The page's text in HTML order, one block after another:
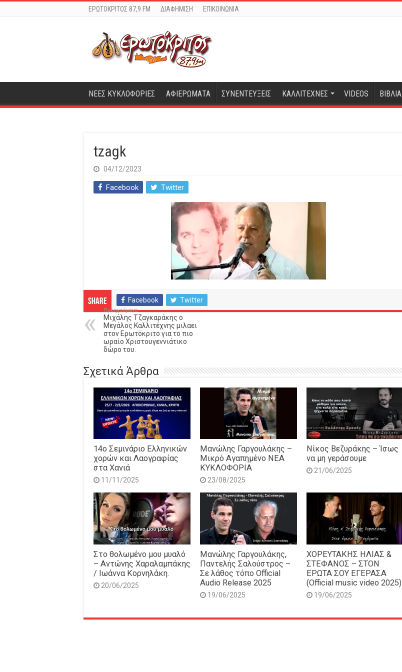
ΕΡΩΤΟΚΡΙΤΟΣ 87,9 FM ΔΙΑΦΗΜΙΣΗ ΕΠΙΚΟΙΝΩΝΙΑ
ΝΕΕΣ ΚΥΚΛΟΦΟΡΙΕΣ ΑΦΙΕΡΩΜΑΤΑ ΣΥΝΕΝΤΕΥΞΕΙΣ ΚΑΛΛΙΤΕΧΝΕΣ VIDEOS ΒΙΒΛΙΑ
tzagk
04/12/2023
Facebook Twitter
Share Facebook Twitter
Προηγούμενο
Μιχάλης Τζαγκαράκης ο
Μεγάλος Καλλιτέχνης μιλαει
στον Ερωτόκριτο για το πιο
ωραίο Χριστουγεννιάτικο
δώρο του.
Σχετικά Άρθρα
14o Σεμινάριο Ελληνικών
χορών και Λαογραφίας
στα Χανιά
11/11/2025
Μανώλης Γαργουλάκης –
Μικρό Αγαπημένο NEΑ
ΚΥΚΛΟΦΟΡΙΑ
23/08/2025
Νίκος Βεζυράκης – Ίσως
να μη γεράσουμε
21/06/2025
Στο θολωμένο μου μυαλό
– Αντώνης Χαραλαμπάκης
/ Ιωάννα Κορνηλάκη.
20/06/2025
Μανώλης Γαργουλάκης,
Παντελής Σαλούστρος –
Σε λάθος τόπο Official
Audio Release 2025
19/06/2025
ΧΟΡΕΥΤΑΚΗΣ ΗΛΙΑΣ &
ΣΤΕΦΑΝΟΣ – ΣΤΟΝ
ΕΡΩΤΑ ΣΟΥ ΕΓΕΡΑΣΑ
(Official music video 2025)
19/06/2025